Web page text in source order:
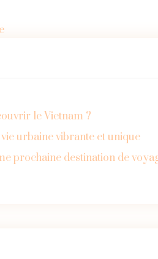
le Vietnam ?
urbaine vibrante et unique
prochaine destination de